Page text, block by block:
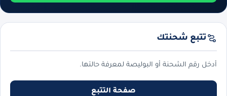
تتبع شحنتك
أدخل رقم الشحنة أو البوليصة لمعرفة حالتها.
صفحة التتبع